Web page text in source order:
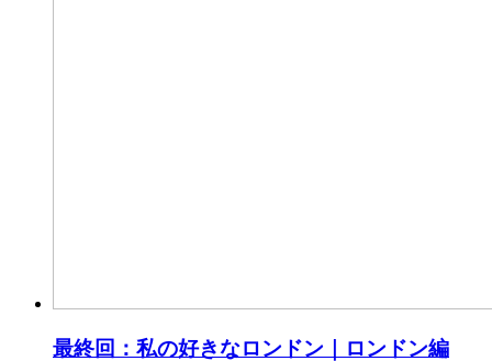
最終回：私の好きなロンドン｜ロンドン編